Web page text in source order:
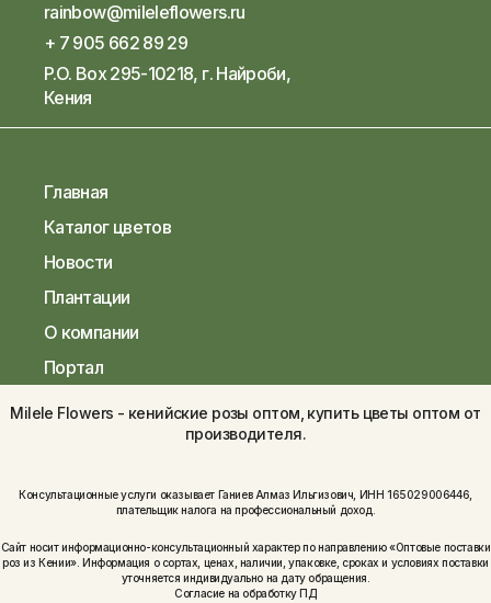
rainbow@mileleflowers.ru
+ 7 905 662 89 29
P.O. Box 295-10218, г. Найроби,
Кения
Главная
Каталог цветов
Новости
Плантации
О компании
Портал
Milele Flowers - кенийские розы оптом, купить цветы оптом от
производителя.
Консультационные услуги оказывает Ганиев Алмаз Ильгизович, ИНН 165029006446,
плательщик налога на профессиональный доход.
Сайт носит информационно-консультационный характер по направлению «Оптовые поставки
роз из Кении». Информация о сортах, ценах, наличии, упаковке, сроках и условиях поставки
уточняется индивидуально на дату обращения.
Согласие на обработку ПД